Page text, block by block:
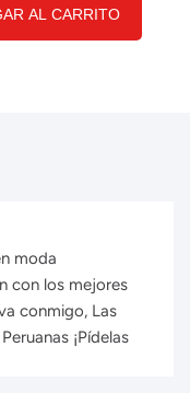
AL CARRITO
moda
con los mejores
conmigo, Las
¡Pídelas